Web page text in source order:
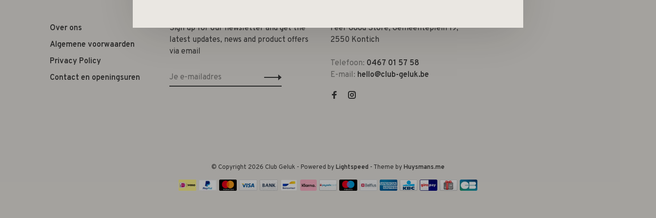
Over ons
Algemene voorwaarden
Privacy Policy
Contact en openingsuren
Sign up for our newsletter and get the
latest updates, news and product offers
via email
Feel-Good Store, Gemeenteplein 19,
2550 Kontich
Telefoon: 0467 01 57 58
E-mail: hello@club-geluk.be
© Copyright 2026 Club Geluk - Powered byLightspeed - Theme byHuysmans.me